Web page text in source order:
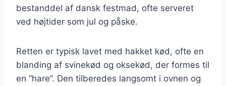
bestanddel af dansk festmad, ofte serveret
ved højtider som jul og påske.
Retten er typisk lavet med hakket kød, ofte en
blanding af svinekød og oksekød, der formes til
en “hare”. Den tilberedes langsomt i ovnen og